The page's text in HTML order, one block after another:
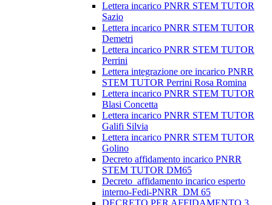
Lettera incarico PNRR STEM TUTOR
Sazio
Lettera incarico PNRR STEM TUTOR
Demetri
Lettera incarico PNRR STEM TUTOR
Perrini
Lettera integrazione ore incarico PNRR
STEM TUTOR Perrini Rosa Romina
Lettera incarico PNRR STEM TUTOR
Blasi Concetta
Lettera incarico PNRR STEM TUTOR
Galifi Silvia
Lettera incarico PNRR STEM TUTOR
Golino
Decreto affidamento incarico PNRR
STEM TUTOR DM65
Decreto_affidamento incarico esperto
interno-Fedi-PNRR_DM 65